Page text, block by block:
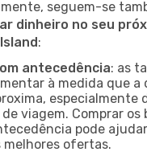
seguem-se
dinheiro no seu
:
antecedência: as
à medida que a
especialmente
viagem. Comprar os
pode
melhores ofertas.